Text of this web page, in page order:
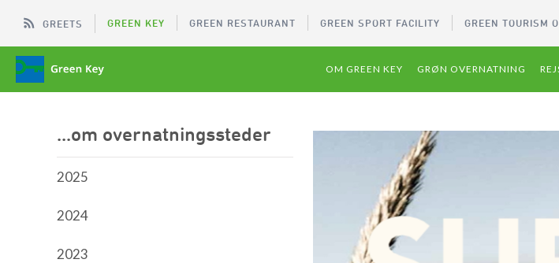
GREETS GREEN KEY GREEN RESTAURANT GREEN SPORT FACILITY GREEN TOURISM
OM GREEN KEY GRØN OVERNATNING
...om overnatningssteder
2025
2024
2023